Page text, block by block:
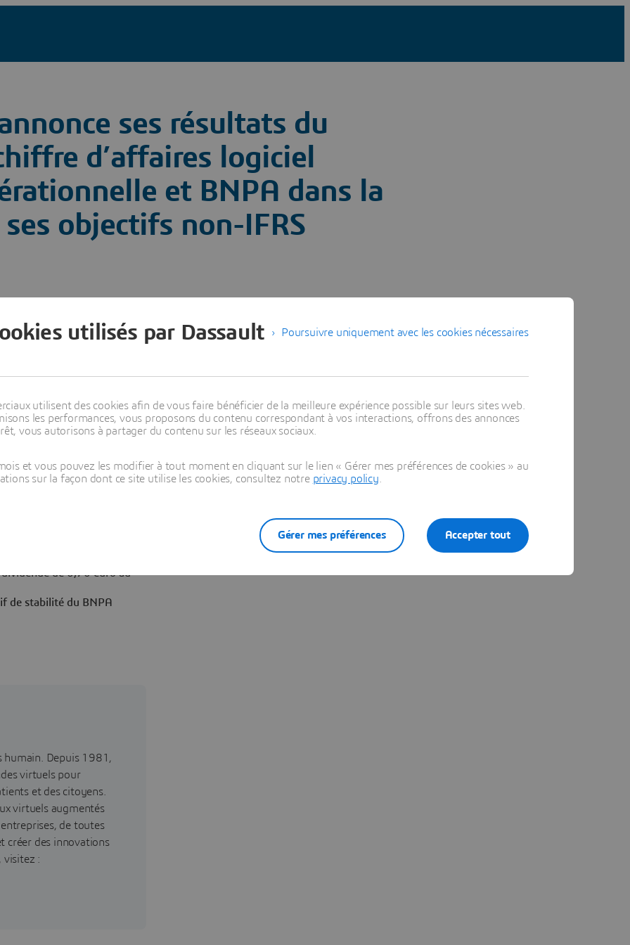
ses résultats du
d’affaires logiciel
et BNPA dans la
objectifs non-IFRS
non audités en normes
communiqué comporte
non-IFRS, pour laquelle
en annexe.
2020
marge opérationnelle
de 0,70 euro au
de stabilité du BNPA
humain. Depuis 1981,
virtuels pour
et des citoyens.
virtuels augmentés
de toutes
créer des innovations
:
Poursuivre uniquement avec les cookies nécessaires
utilisés par Dassault
utilisent des cookies afin de vous faire bénéficier de la meilleure expérience possible sur leurs sites web.
les performances, vous proposons du contenu correspondant à vos interactions, offrons des annonces
vous autorisons à partager du contenu sur les réseaux sociaux.
et vous pouvez les modifier à tout moment en cliquant sur le lien « Gérer mes préférences de cookies » au
sur la façon dont ce site utilise les cookies, consultez notre privacy policy
Accepter tout
Gérer mes préférences